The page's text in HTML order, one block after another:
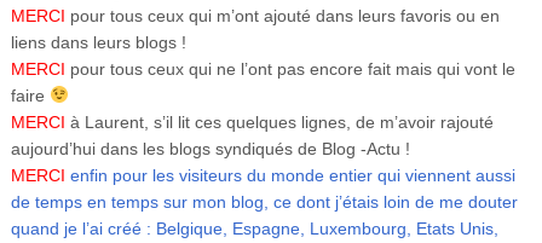
MERCI pour tous ceux qui m’ont ajouté dans leurs favoris ou en
liens dans leurs blogs !
MERCI pour tous ceux qui ne l’ont pas encore fait mais qui vont le
faire
MERCI à Laurent, s’il lit ces quelques lignes, de m’avoir rajouté
aujourd’hui dans les blogs syndiqués de Blog -Actu !
MERCI enfin pour les visiteurs du monde entier qui viennent aussi
de temps en temps sur mon blog, ce dont j’étais loin de me douter
quand je l’ai créé : Belgique, Espagne, Luxembourg, Etats Unis,